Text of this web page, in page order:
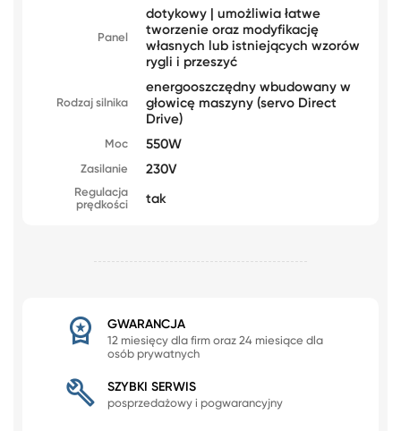
Panel
dotykowy | umożliwia łatwe
tworzenie oraz modyfikację
własnych lub istniejących wzorów
rygli i przeszyć
Rodzaj silnika
energooszczędny wbudowany w
głowicę maszyny (servo Direct
Drive)
Moc 550W
Zasilanie 230V
Regulacja
prędkości
tak
GWARANCJA
12 miesięcy dla firm oraz 24 miesiące dla
osób prywatnych
SZYBKI SERWIS
posprzedażowy i pogwarancyjny